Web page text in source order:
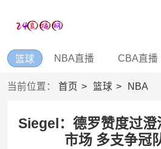
篮球 NBA直播 CBA直播
当前位置： 首页 篮球 NBA
Siegel：德罗赞度过澄
市场 多支争冠